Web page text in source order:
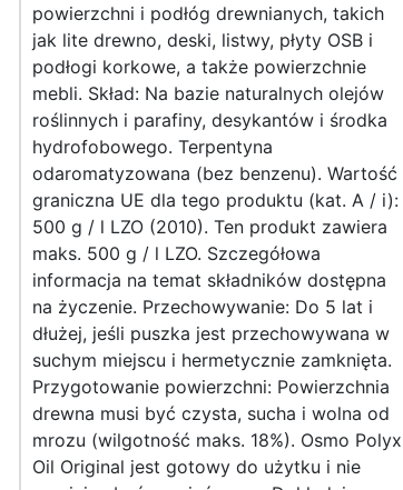
powierzchni i podłóg drewnianych, takich
jak lite drewno, deski, listwy, płyty OSB i
podłogi korkowe, a także powierzchnie
mebli. Skład: Na bazie naturalnych olejów
roślinnych i parafiny, desykantów i środka
hydrofobowego. Terpentyna
odaromatyzowana (bez benzenu). Wartość
graniczna UE dla tego produktu (kat. A / i):
500 g / l LZO (2010). Ten produkt zawiera
maks. 500 g / l LZO. Szczegółowa
informacja na temat składników dostępna
na życzenie. Przechowywanie: Do 5 lat i
dłużej, jeśli puszka jest przechowywana w
suchym miejscu i hermetycznie zamknięta.
Przygotowanie powierzchni: Powierzchnia
drewna musi być czysta, sucha i wolna od
mrozu (wilgotność maks. 18%). Osmo Polyx
Oil Original jest gotowy do użytku i nie